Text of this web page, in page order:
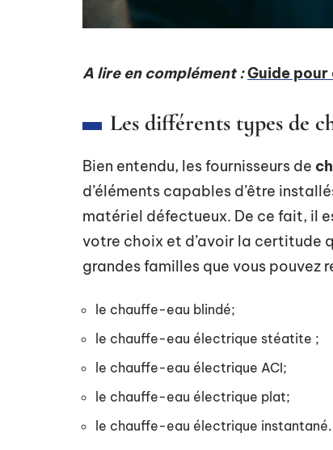
A lire en complément :Guide
Les différents types de
Bien entendu, les fournisseurs de
d’éléments capables d’être
matériel défectueux. De ce fait, il
votre choix et d’avoir la certitude
grandes familles que vous pouvez
le chauffe-eau blindé;
le chauffe-eau électrique stéatite ;
le chauffe-eau électrique ACI;
le chauffe-eau électrique plat;
le chauffe-eau électrique instantané.